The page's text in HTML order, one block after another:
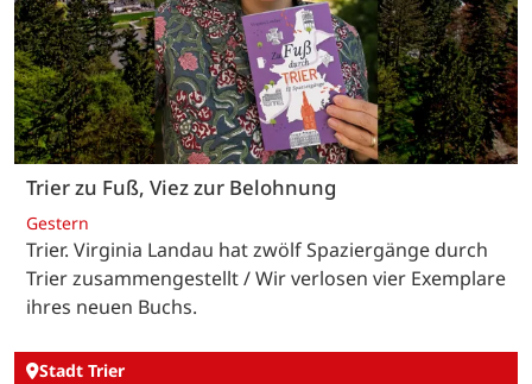
Trier zu Fuß, Viez zur Belohnung
Gestern
Trier. Virginia Landau hat zwölf Spaziergänge durch
Trier zusammengestellt / Wir verlosen vier Exemplare
ihres neuen Buchs.
Stadt Trier